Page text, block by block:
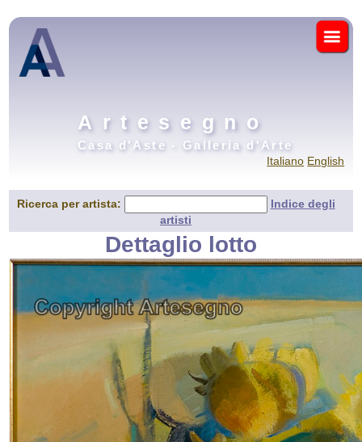
Artesegno
Casa d'Aste - Galleria d'Arte
Italiano English
Ricerca per artista:
Indice degli
artisti
Dettaglio lotto